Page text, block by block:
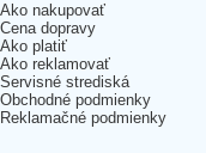
Ako nakupovať
Cena dopravy
Ako platiť
Ako reklamovať
Servisné strediská
Obchodné podmienky
Reklamačné podmienky